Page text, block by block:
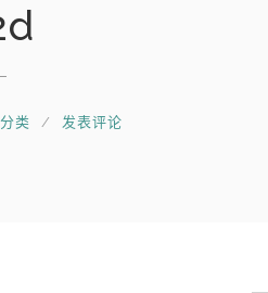
类 发表评论